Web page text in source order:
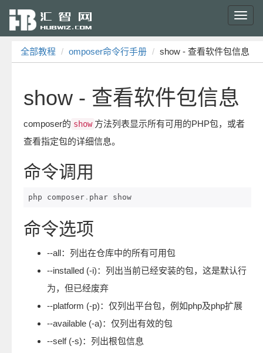
全部教程 omposer命令行手册 show - 查看软件包信息
show - 查看软件包信息
composer的 show 方法列表显示所有可用的PHP包，或者
查看指定包的详细信息。
命令调用
php composer . phar show
命令选项
--all：列出在仓库中的所有可用包
--installed (-i)：列出当前已经安装的包，这是默认行
为，但已经废弃
--platform (-p)：仅列出平台包，例如php及php扩展
--available (-a)：仅列出有效的包
--self (-s)：列出根包信息